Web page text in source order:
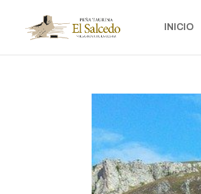
INICIO